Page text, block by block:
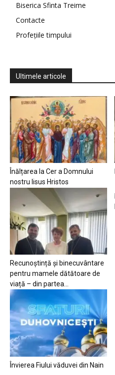
Biserica Sfinta Treime
Contacte
Profețiile timpului
Ultimele articole
Înălțarea la Cer a Domnului
nostru Iisus Hristos
Recunoștință și binecuvântare
pentru mamele dătătoare de
viață – din partea...
Învierea Fiului văduvei din Nain